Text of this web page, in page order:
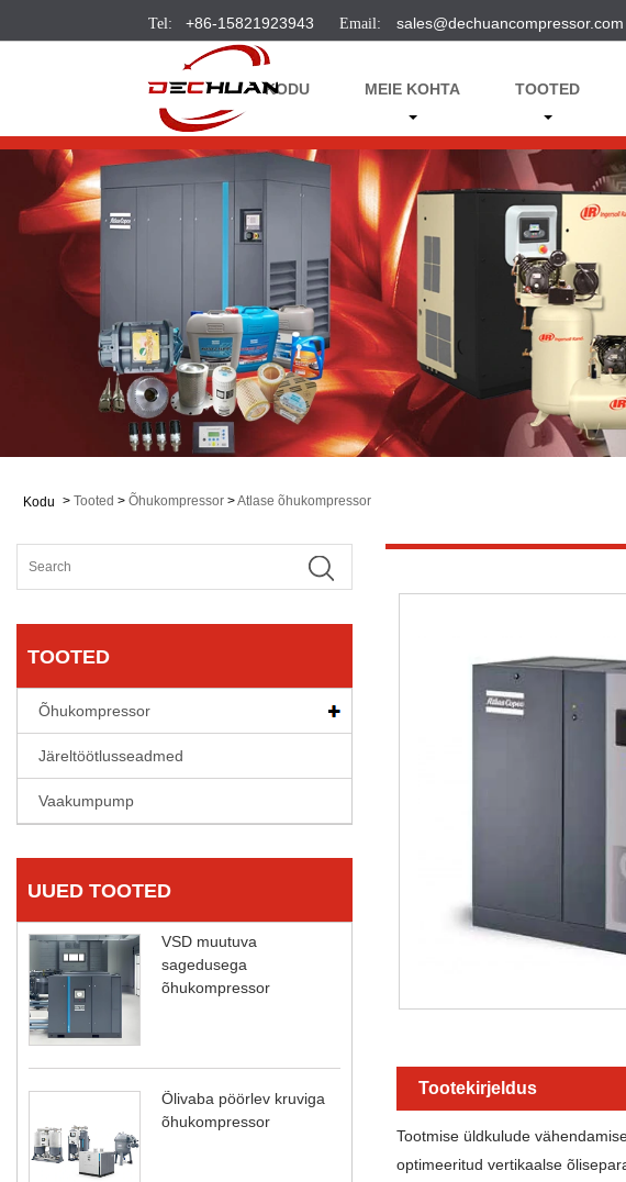
+86-15821923943 sales@dechuancompressor.com
KODU MEIE KOHTA TOOTED
Kodu > Tooted > Õhukompressor >Atlase õhukompressor
TOOTED
Õhukompressor
Järeltöötlusseadmed
Vaakumpump
UUED TOOTED
VSD muutuva
sagedusega
õhukompressor
Õlivaba pöörlev kruviga
õhukompressor
Tootekirjeldus
Tootmise üldkulude
optimeeritud vertikaalse